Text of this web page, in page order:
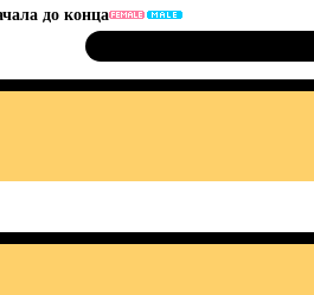
до конца